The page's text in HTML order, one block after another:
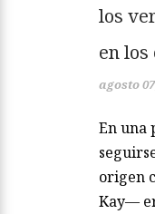
los
en los
agosto
En una
origen
Kay—